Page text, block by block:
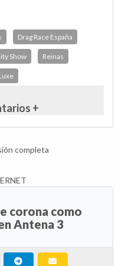
Drag Race España
Show Reinas
+
completa
corona como
Antena 3